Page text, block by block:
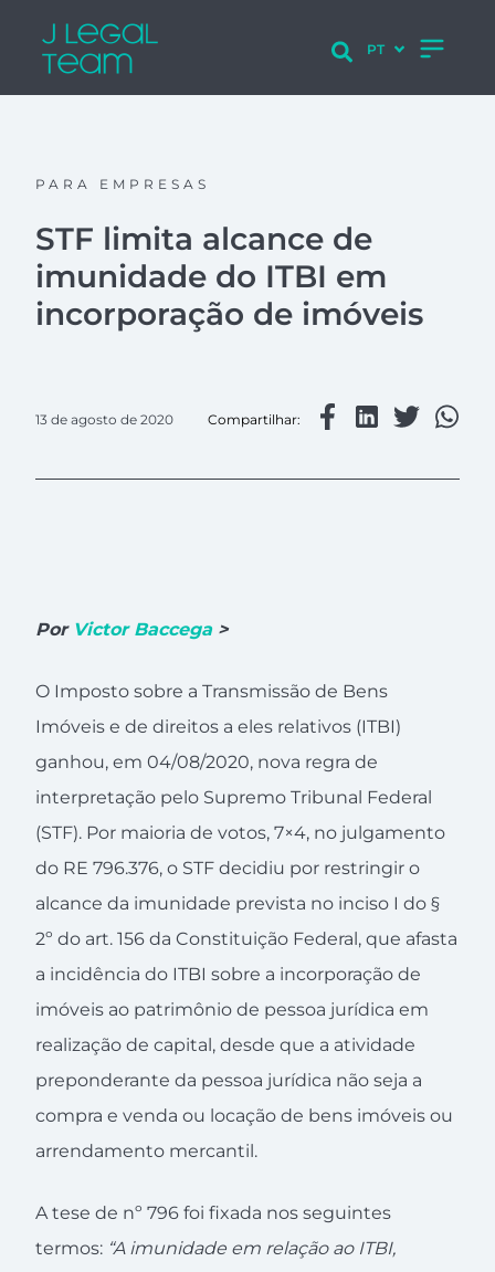
PARA EMPRESAS
STF limita alcance de
imunidade do ITBI em
incorporação de imóveis
13 de agosto de 2020 Compartilhar:
Por Victor Baccega>
O Imposto sobre a Transmissão de Bens
Imóveis e de direitos a eles relativos (ITBI)
ganhou, em 04/08/2020, nova regra de
interpretação pelo Supremo Tribunal Federal
(STF). Por maioria de votos, 7×4, no julgamento
do RE 796.376, o STF decidiu por restringir o
alcance da imunidade prevista no inciso I do §
2º do art. 156 da Constituição Federal, que afasta
a incidência do ITBI sobre a incorporação de
imóveis ao patrimônio de pessoa jurídica em
realização de capital, desde que a atividade
preponderante da pessoa jurídica não seja a
compra e venda ou locação de bens imóveis ou
arrendamento mercantil.
A tese de nº 796 foi fixada nos seguintes
termos: “A imunidade em relação ao ITBI,